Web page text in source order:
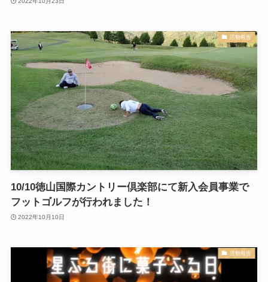
活動報告
10/10徳山国際カントリー倶楽部にて新入会員事業で
フットゴルフが行われました！
2022年10月10日
活動報告